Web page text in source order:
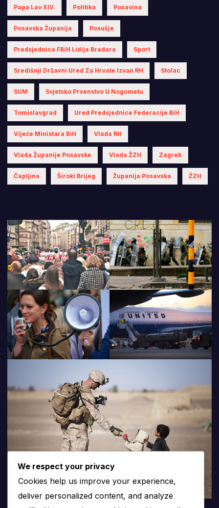
Papa Lav XIV. Politika Posavina
Posavska Županija Posušje
Predsjednica FBiH Lidija Bradara Sport
Središnji Državni Ured Za Hrvate Izvan RH Stolac
SUM Svjetsko Prvenstvo U Nogometu
Tomislavgrad Ured Predsjednice Federacije BiH
Vijeće Ministara BiH Vlada RH
Vlada Županije Posavske Vlada ŽZH Zagreb
Čapljina Široki Brijeg Županija Posavska ŽZH
We respect your privacy
Cookies help us improve your experience,
deliver personalized content, and analyze